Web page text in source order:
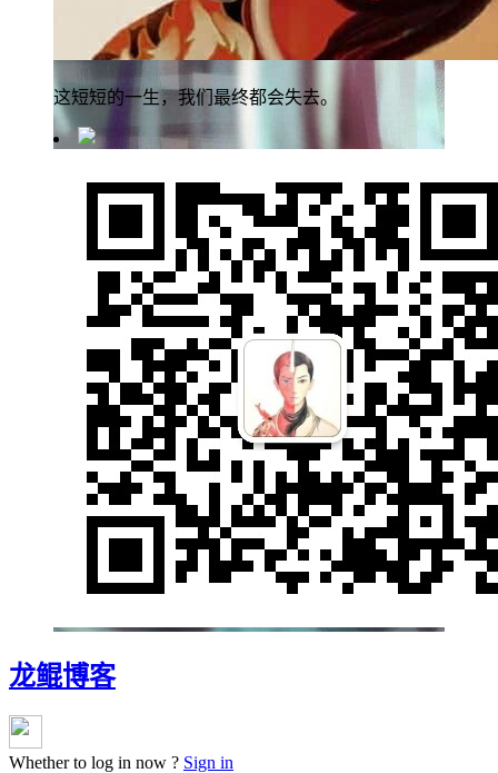
这短短的一生，我们最终都会失去。
龙鲲博客
Whether to log in now ? Sign in